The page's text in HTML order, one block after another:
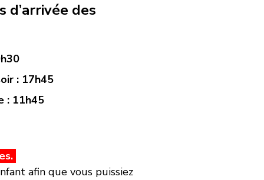
d’arrivée des
: 17h45
: 11h45
afin que vous puissiez